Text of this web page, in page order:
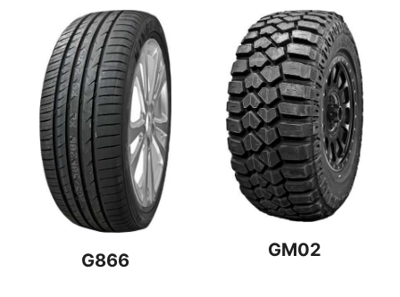
G866
GM02